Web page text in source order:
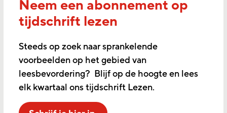
Neem een abonnement op
tijdschrift lezen
Steeds op zoek naar sprankelende
voorbeelden op het gebied van
leesbevordering? Blijf op de hoogte en lees
elk kwartaal ons tijdschrift Lezen.